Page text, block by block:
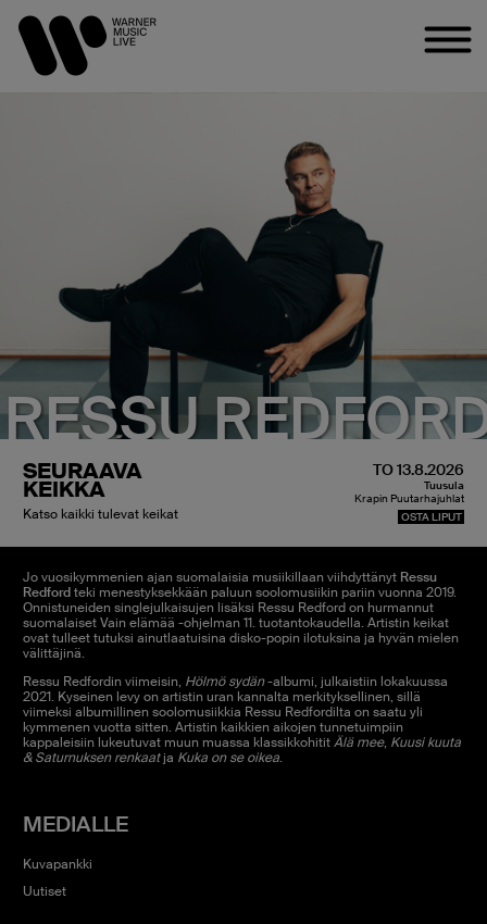
RESSU
SEURAAVA
KEIKKA
Katso kaikki tulevat keikat
TO 13.8.2026
Tuusula
Krapin Puutarhajuhlat
OSTA LIPUT
Jo vuosikymmenien ajan suomalaisia musiikillaan viihdyttänyt Ressu
Redfordteki menestyksekkään paluun soolomusiikin pariin vuonna 2019.
Onnistuneiden singlejulkaisujen lisäksi Ressu Redford on hurmannut
suomalaiset Vain elämää -ohjelman 11. tuotantokaudella. Artistin keikat
ovat tulleet tutuksi ainutlaatuisina disko-popin ilotuksina ja hyvän mielen
välittäjinä.
Ressu Redfordin viimeisin, Hölmö sydän-albumi, julkaistiin lokakuussa
2021. Kyseinen levy on artistin uran kannalta merkityksellinen, sillä
viimeksi albumillinen soolomusiikkia Ressu Redfordilta on saatu yli
kymmenen vuotta sitten. Artistin kaikkien aikojen tunnetuimpiin
kappaleisiin lukeutuvat muun muassa klassikkohititÄlä mee, Kuusi kuuta
& Saturnuksen renkaatja Kuka on se oikea.
MEDIALLE
Kuvapankki
Uutiset